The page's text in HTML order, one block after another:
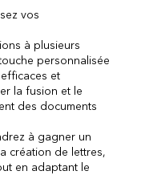
vos
à plusieurs
personnalisée
et
la fusion et le
des documents
à gagner un
création de lettres,
en adaptant le